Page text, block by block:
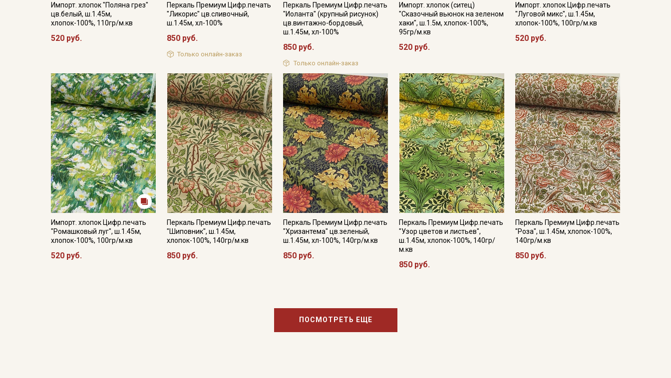
Импорт. хлопок "Поляна грез"
цв.белый, ш.1.45м,
хлопок-100%, 110гр/м.кв
520 руб.
Перкаль Премиум Цифр.печать
"Ликорис" цв.сливочный,
ш.1.45м, хл-100%
850 руб.
Только онлайн-заказ
Перкаль Премиум Цифр.печать
"Иоланта" (крупный рисунок)
цв.винтажно-бордовый,
ш.1.45м, хл-100%
850 руб.
Только онлайн-заказ
Импорт. хлопок (ситец)
"Сказочный вьюнок на зеленом
хаки", ш.1.5м, хлопок-100%,
95гр/м.кв
520 руб.
Импорт. хлопок Цифр.печать
"Луговой микс", ш.1.45м,
хлопок-100%, 100гр/м.кв
520 руб.
Импорт. хлопок Цифр.печать
"Ромашковый луг", ш.1.45м,
хлопок-100%, 100гр/м.кв
520 руб.
Перкаль Премиум Цифр.печать
"Шиповник", ш.1.45м,
хлопок-100%, 140гр/м.кв
850 руб.
Перкаль Премиум Цифр.печать
"Хризантема" цв.зеленый,
ш.1.45м, хл-100%, 140гр/м.кв
850 руб.
Перкаль Премиум Цифр.печать
"Узор цветов и листьев",
ш.1.45м, хлопок-100%, 140гр/
м.кв
850 руб.
Перкаль Премиум Цифр.печать
"Роза", ш.1.45м, хлопок-100%,
140гр/м.кв
850 руб.
ПОСМОТРЕТЬ ЕЩЕ